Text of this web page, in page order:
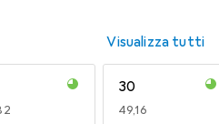
Visualizza tutti
30
EUR
49,16